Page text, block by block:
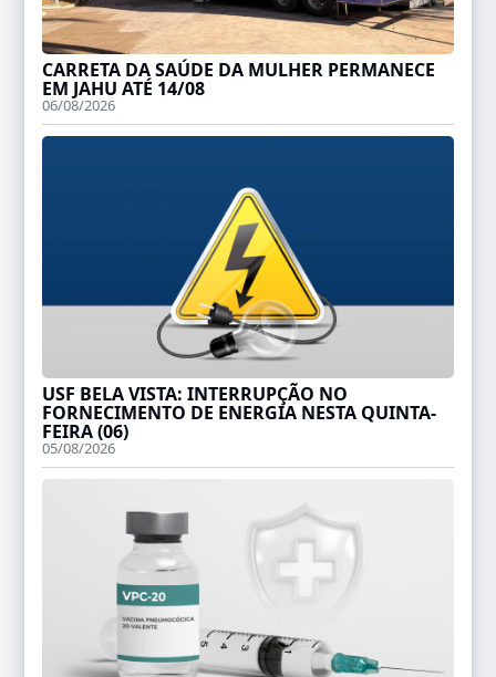
CARRETA DA SAÚDE DA MULHER PERMANECE
EM JAHU ATÉ 14/08
06/08/2026
USF BELA VISTA: INTERRUPÇÃO NO
FORNECIMENTO DE ENERGIA NESTA QUINTA-
FEIRA (06)
05/08/2026